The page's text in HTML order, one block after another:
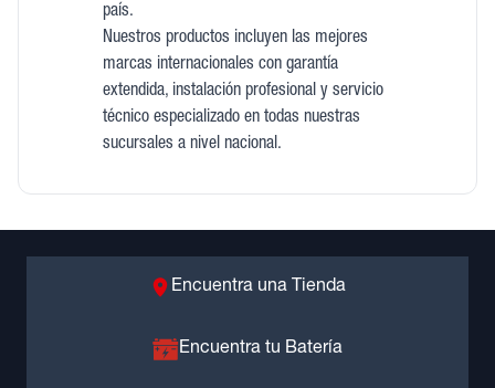
país.
Nuestros productos incluyen las mejores
marcas internacionales con garantía
extendida, instalación profesional y servicio
técnico especializado en todas nuestras
sucursales a nivel nacional.
Encuentra una Tienda
Encuentra tu Batería